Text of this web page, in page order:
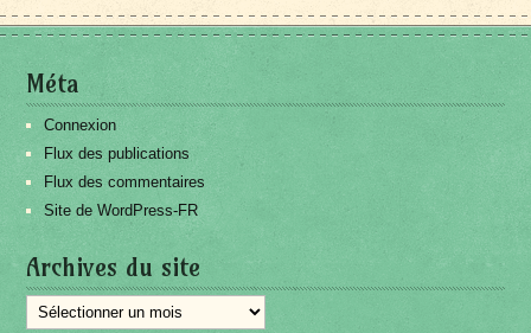
Méta
Connexion
Flux des publications
Flux des commentaires
Site de WordPress-FR
Archives du site
Archives